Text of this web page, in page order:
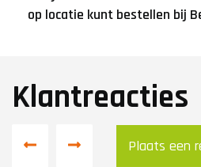
op locatie kunt bestellen bij
Klantreacties
Plaats een